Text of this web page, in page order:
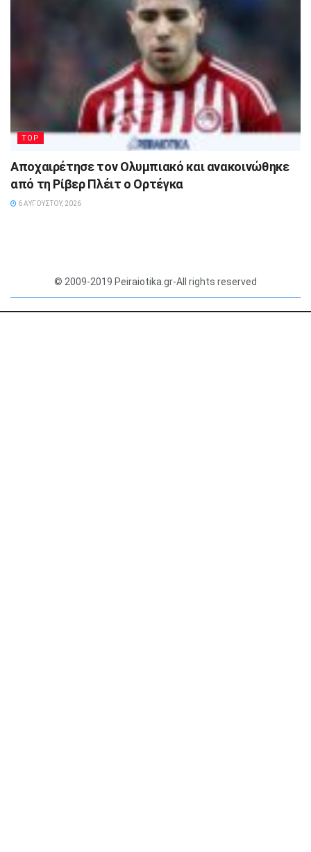
TOP
Αποχαιρέτησε τον Ολυμπιακό και ανακοινώθηκε
από τη Ρίβερ Πλέιτ ο Ορτέγκα
6 ΑΥΓΟΎΣΤΟΥ, 2026
© 2009-2019 Peiraiotika.gr-All rights reserved